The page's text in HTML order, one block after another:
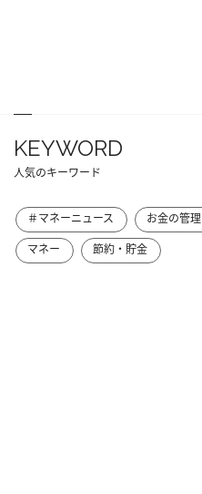
KEYWORD
人気のキーワード
＃マネーニュース お金の管理
マネー
節約・貯金